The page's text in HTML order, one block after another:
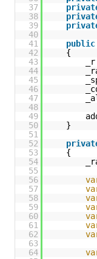
37
38
39
40
41
public
42
{
43
44
45
46
47
48
49
50
}
51
52
53
{
54
55
56
57
58
59
60
61
62
63
64